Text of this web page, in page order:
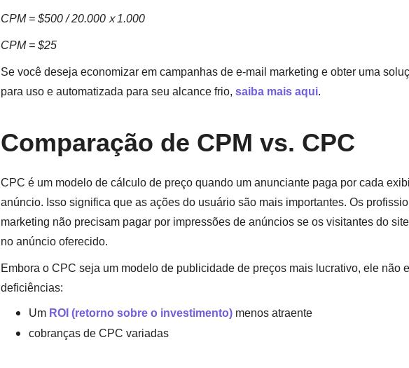
CPM = $500 / 20.000 х 1.000
CPM = $25
Se você deseja economizar em campanhas de e-mail marketing e obter uma
para uso e automatizada para seu alcance frio, saiba mais aqui.
Comparação de CPM vs. CPC
CPC é um modelo de cálculo de preço quando um anunciante paga por cada
anúncio. Isso significa que as ações do usuário são mais importantes. Os
marketing não precisam pagar por impressões de anúncios se os visitantes do
no anúncio oferecido.
Embora o CPC seja um modelo de publicidade de preços mais lucrativo, ele não
deficiências:
Um ROI (retorno sobre o investimento) menos atraente
cobranças de CPC variadas